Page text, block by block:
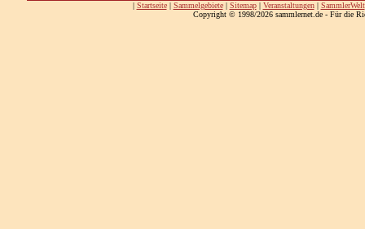
| Startseite| Sammelgebiete| Sitemap| Veranstaltungen| SammlerWelt
Copyright © 1998/2026 sammlernet.de - Für die